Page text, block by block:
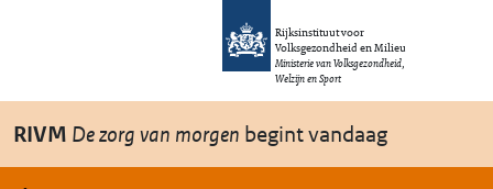
Overslaan en naar de inhoud gaan
Rijksinstituut voor
Volksgezondheid en Milieu
Ministerie van Volksgezondheid,
Welzijn en Sport
RIVM De zorg van morgen begint vandaag